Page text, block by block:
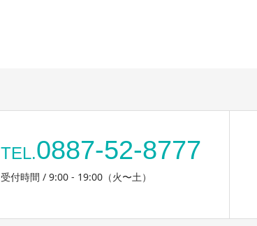
TEL.0887-52-8777
受付時間 / 9:00 - 19:00（火〜土）